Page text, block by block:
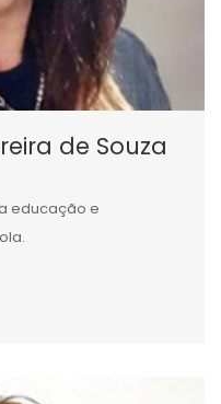
de Souza
educação e